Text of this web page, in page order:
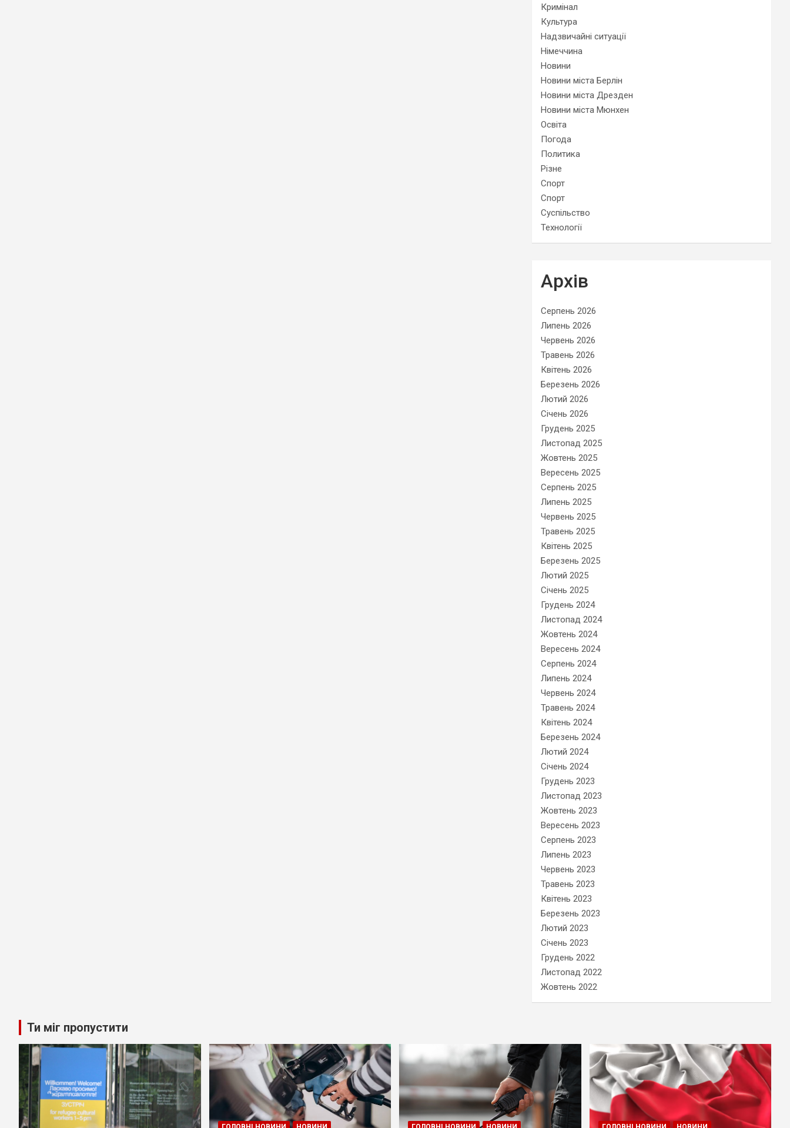
Кримінал
Культура
Надзвичайні ситуації
Німеччина
Новини
Новини міста Берлін
Новини міста Дрезден
Новини міста Мюнхен
Освіта
Погода
Политика
Різне
Спорт
Спорт
Суспільство
Технології
Архів
Серпень 2026
Липень 2026
Червень 2026
Травень 2026
Квітень 2026
Березень 2026
Лютий 2026
Січень 2026
Грудень 2025
Листопад 2025
Жовтень 2025
Вересень 2025
Серпень 2025
Липень 2025
Червень 2025
Травень 2025
Квітень 2025
Березень 2025
Лютий 2025
Січень 2025
Грудень 2024
Листопад 2024
Жовтень 2024
Вересень 2024
Серпень 2024
Липень 2024
Червень 2024
Травень 2024
Квітень 2024
Березень 2024
Лютий 2024
Січень 2024
Грудень 2023
Листопад 2023
Жовтень 2023
Вересень 2023
Серпень 2023
Липень 2023
Червень 2023
Травень 2023
Квітень 2023
Березень 2023
Лютий 2023
Січень 2023
Грудень 2022
Листопад 2022
Жовтень 2022
Ти міг пропустити